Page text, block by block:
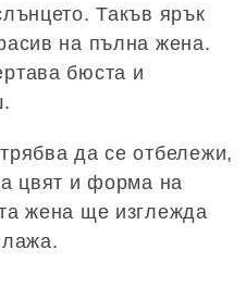
Такъв ярък
на пълна жена.
бюста и
да се отбележи,
цвят и форма на
жена ще изглежда